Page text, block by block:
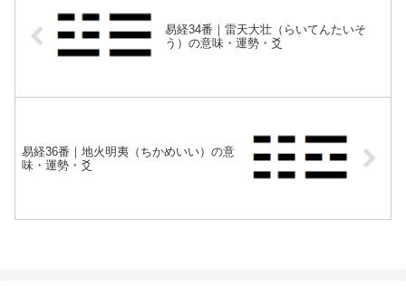
易経34番｜雷天大壮（らいてんたいそ
う）の意味・運勢・爻
易経36番｜地火明夷（ちかめいい）の意
味・運勢・爻